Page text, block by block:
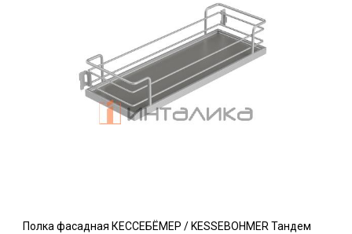
Полка фасадная КЕССЕБЁМЕР / KESSEBOHMER Тандем